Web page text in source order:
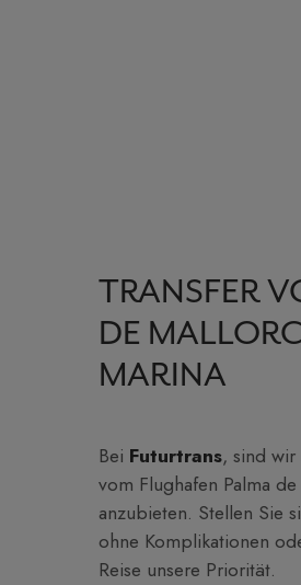
TRANSFER
DE
MARINA
Bei Futurtrans, sind wir
vom Flughafen Palma
anzubieten. Stellen Sie
ohne Komplikationen
Reise unsere Priorität.